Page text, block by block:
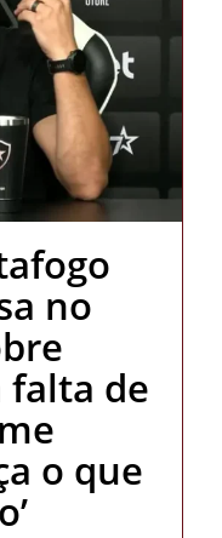
no
falta de
o que